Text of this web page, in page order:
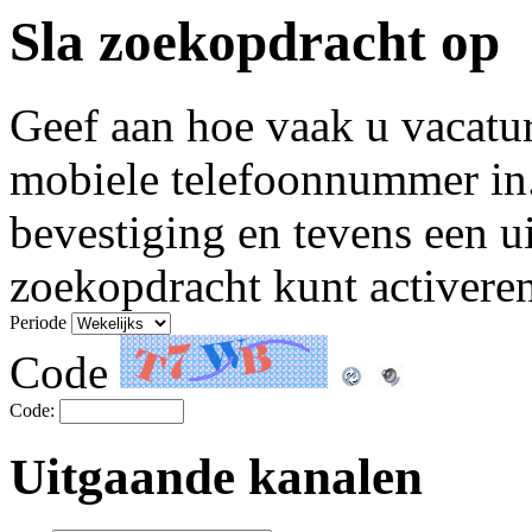
Sla zoekopdracht op
Geef aan hoe vaak u
mobiele telefoonnummer
bevestiging en tevens een
zoekopdracht kunt
Periode
Code
Code:
Uitgaande kanalen